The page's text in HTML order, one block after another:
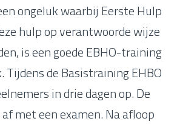
ongeluk waarbij Eerste Hulp
hulp op verantwoorde wijze
is een goede EBHO-training
Tijdens de Basistraining EHBO
in drie dagen op. De
met een examen. Na afloop